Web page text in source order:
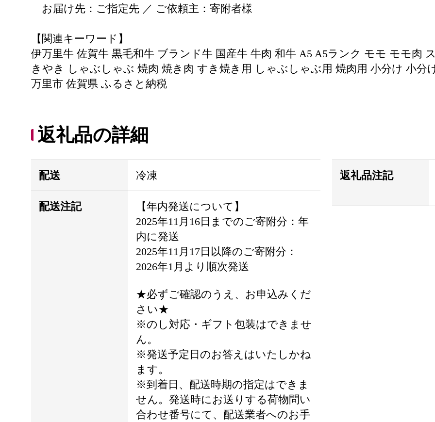
お届け先：ご指定先 ／ ご依頼主：寄附者様
【関連キーワード】
伊万里牛 佐賀牛 黒毛和牛 ブランド牛 国産牛 牛肉 和牛 A5 A5ランク モモ モモ肉
きやき しゃぶしゃぶ 焼肉 焼き肉 すき焼き用 しゃぶしゃぶ用 焼肉用 小分け 小分
万里市 佐賀県 ふるさと納税
返礼品の詳細
配送 冷凍
配送注記
【年内発送について】
2025年11月16日までのご寄附分：年
内に発送
2025年11月17日以降のご寄附分：
2026年1月より順次発送
★必ずご確認のうえ、お申込みくだ
さい★
※のし対応・ギフト包装はできませ
ん。
※発送予定日のお答えはいたしかね
ます。
※到着日、配送時期の指定はできま
せん。発送時にお送りする荷物問い
合わせ番号にて、配送業者へのお手
返礼品注記